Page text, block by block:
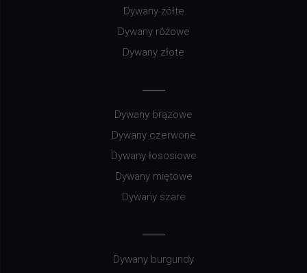
Dywany żółte
Dywany różowe
Dywany złote
Dywany brązowe
Dywany czerwone
Dywany łososiowe
Dywany miętowe
Dywany szare
Dywany burgundy